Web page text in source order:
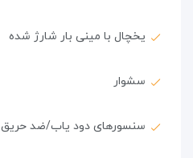
یخچال با مینی بار شارژ شده
سشوار
سنسورهای دود یاب/ضد حریق